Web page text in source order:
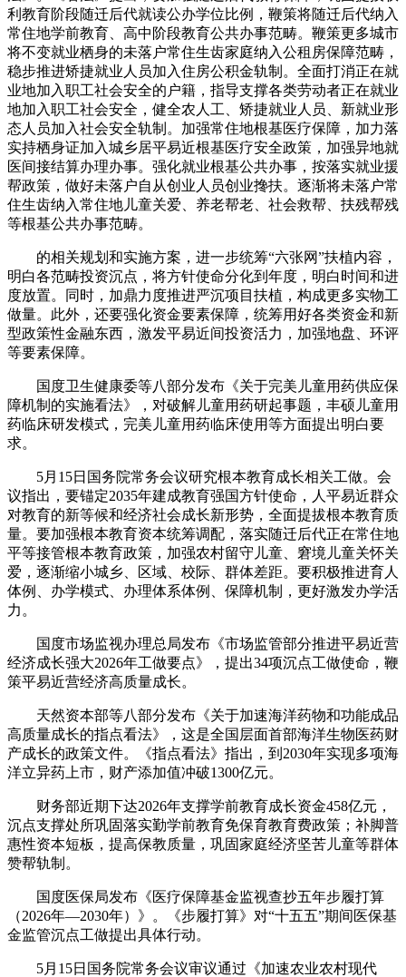
利教育阶段随迁后代就读公办学位比例，鞭策将随迁后代纳入
常住地学前教育、高中阶段教育公共办事范畴。鞭策更多城市
将不变就业栖身的未落户常住生齿家庭纳入公租房保障范畴，
稳步推进矫捷就业人员加入住房公积金轨制。全面打消正在就
业地加入职工社会安全的户籍，指导支撑各类劳动者正在就业
地加入职工社会安全，健全农人工、矫捷就业人员、新就业形
态人员加入社会安全轨制。加强常住地根基医疗保障，加力落
实持栖身证加入城乡居平易近根基医疗安全政策，加强异地就
医间接结算办理办事。强化就业根基公共办事，按落实就业援
帮政策，做好未落户自从创业人员创业搀扶。逐渐将未落户常
住生齿纳入常住地儿童关爱、养老帮老、社会救帮、扶残帮残
等根基公共办事范畴。
的相关规划和实施方案，进一步统筹“六张网”扶植内容，
明白各范畴投资沉点，将方针使命分化到年度，明白时间和进
度放置。同时，加鼎力度推进严沉项目扶植，构成更多实物工
做量。此外，还要强化资金要素保障，统筹用好各类资金和新
型政策性金融东西，激发平易近间投资活力，加强地盘、环评
等要素保障。
国度卫生健康委等八部分发布《关于完美儿童用药供应保
障机制的实施看法》，对破解儿童用药研起事题，丰硕儿童用
药临床研发模式，完美儿童用药临床使用等方面提出明白要
求。
5月15日国务院常务会议研究根本教育成长相关工做。会
议指出，要锚定2035年建成教育强国方针使命，人平易近群众
对教育的新等候和经济社会成长新形势，全面提拔根本教育质
量。要加强根本教育资本统筹调配，落实随迁后代正在常住地
平等接管根本教育政策，加强农村留守儿童、窘境儿童关怀关
爱，逐渐缩小城乡、区域、校际、群体差距。要积极推进育人
体例、办学模式、办理体系体例、保障机制，更好激发办学活
力。
国度市场监视办理总局发布《市场监管部分推进平易近营
经济成长强大2026年工做要点》，提出34项沉点工做使命，鞭
策平易近营经济高质量成长。
天然资本部等八部分发布《关于加速海洋药物和功能成品
高质量成长的指点看法》，这是全国层面首部海洋生物医药财
产成长的政策文件。《指点看法》指出，到2030年实现多项海
洋立异药上市，财产添加值冲破1300亿元。
财务部近期下达2026年支撑学前教育成长资金458亿元，
沉点支撑处所巩固落实勤学前教育免保育教育费政策；补脚普
惠性资本短板，提高保教质量，巩固家庭经济坚苦儿童等群体
赞帮轨制。
国度医保局发布《医疗保障基金监视查抄五年步履打算
（2026年—2030年）》。《步履打算》对“十五五”期间医保基
金监管沉点工做提出具体行动。
5月15日国务院常务会议审议通过《加速农业农村现代